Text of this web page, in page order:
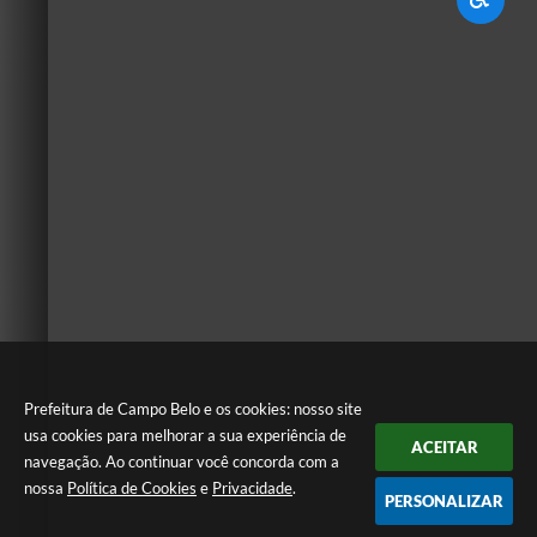
Prefeitura de Campo Belo e os cookies: nosso site
usa cookies para melhorar a sua experiência de
navegação. Ao continuar você concorda com a
nossa Política de Cookies e Privacidade.
ACEITAR
PERSONALIZAR